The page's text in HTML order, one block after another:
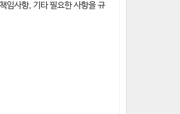
임사항, 기타 필요한 사항을 규